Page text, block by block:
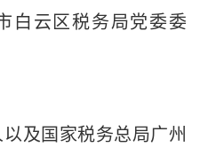
白云区税务局党委委
及国家税务总局广州